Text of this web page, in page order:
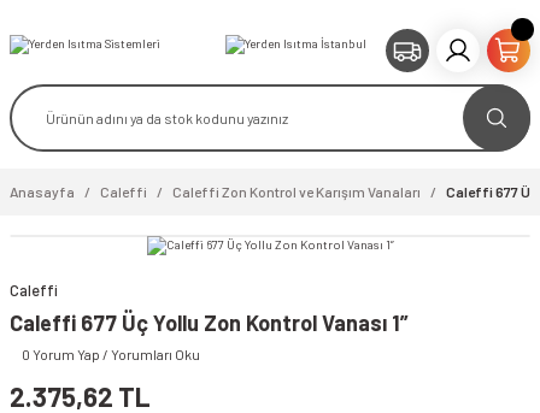
Anasayfa Caleffi Caleffi Zon Kontrol ve Karışım Vanaları Caleffi 677 Üç
Caleffi
Caleffi 677 Üç Yollu Zon Kontrol Vanası 1”
0 Yorum Yap / Yorumları Oku
2.375,62 TL